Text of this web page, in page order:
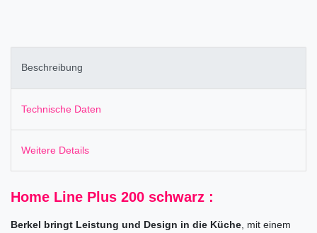
Beschreibung
Technische Daten
Weitere Details
Home Line Plus 200 schwarz :
Berkel bringt Leistung und Design in die Küche, mit einem